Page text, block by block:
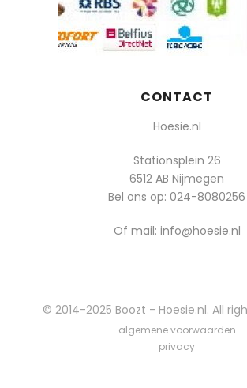
CONTACT
Hoesie.nl
Stationsplein 26
6512 AB Nijmegen
Bel ons op: 024-8080256
Of mail: info@hoesie.nl
© 2014-2025 Boozt - Hoesie.nl. All
algemene voorwaarden
privacy